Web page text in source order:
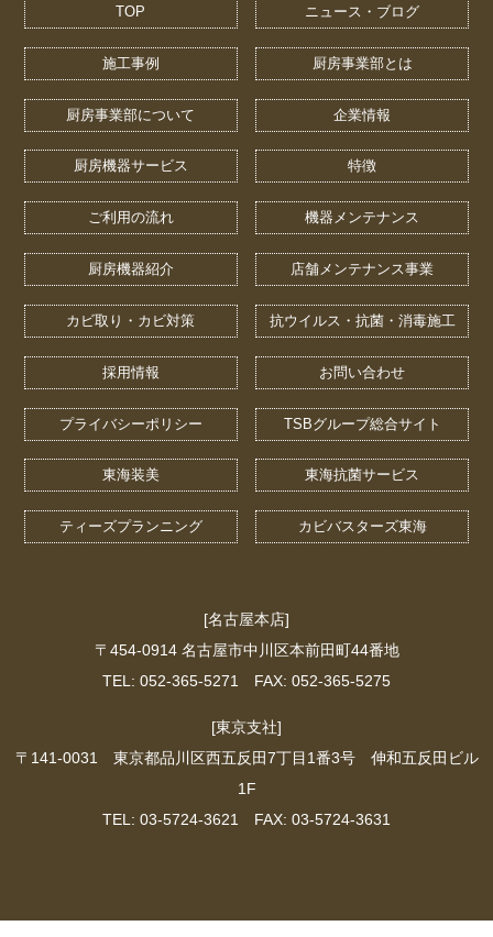
TOP ニュース・ブログ
施工事例 厨房事業部とは
厨房事業部について 企業情報
厨房機器サービス 特徴
ご利用の流れ 機器メンテナンス
厨房機器紹介 店舗メンテナンス事業
カビ取り・カビ対策 抗ウイルス・抗菌・消毒施工
採用情報 お問い合わせ
プライバシーポリシー TSBグループ総合サイト
東海装美 東海抗菌サービス
ティーズプランニング カビバスターズ東海
[名古屋本店]
〒454-0914 名古屋市中川区本前田町44番地
TEL: 052-365-5271 FAX: 052-365-5275
[東京支社]
〒141-0031 東京都品川区西五反田7丁目1番3号 伸和五反田ビル
1F
TEL: 03-5724-3621 FAX: 03-5724-3631